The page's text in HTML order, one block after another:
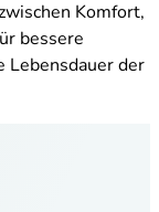
Komfort,
bessere
Lebensdauer der